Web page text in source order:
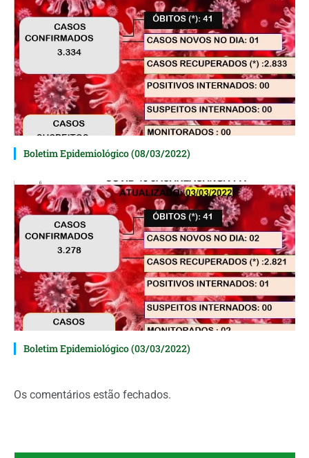
Boletim Epidemiológico (08/03/2022)
Boletim Epidemiológico (03/03/2022)
Os comentários estão fechados.